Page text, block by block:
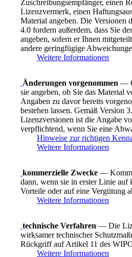
Zuschreibungsempfänger, einen
Lizenzvermerk, einen
Material angeben. Die Versionen
4.0 fordern außerdem, dass Sie
angeben, sofern er Ihnen
andere geringfügige
Weitere Informationen
Änderungen vorgenommen —
sie angeben, ob Sie das Material
Angaben zu davor bereits
bestehen lassen. Gemäß Version
Lizenzversionen ist die Angabe
verpflichtend, wenn Sie eine
Hinweise zur richtigen
Weitere Informationen
kommerzielle Zwecke —
dann, wenn sie in erster Linie auf
Vorteile oder auf eine Vergütung
Weitere Informationen
technische Verfahren — Die
wirksamer technischer
Rückgriff auf Artikel 11 des
Weitere Informationen